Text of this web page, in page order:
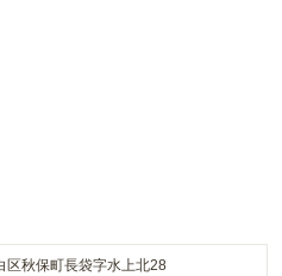
区秋保町長袋字水上北28